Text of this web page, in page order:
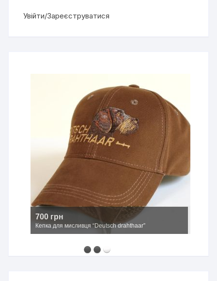
Увійти/Зареєструватися
700 грн
Кепка для мисливця “Deutsch drahthaar”